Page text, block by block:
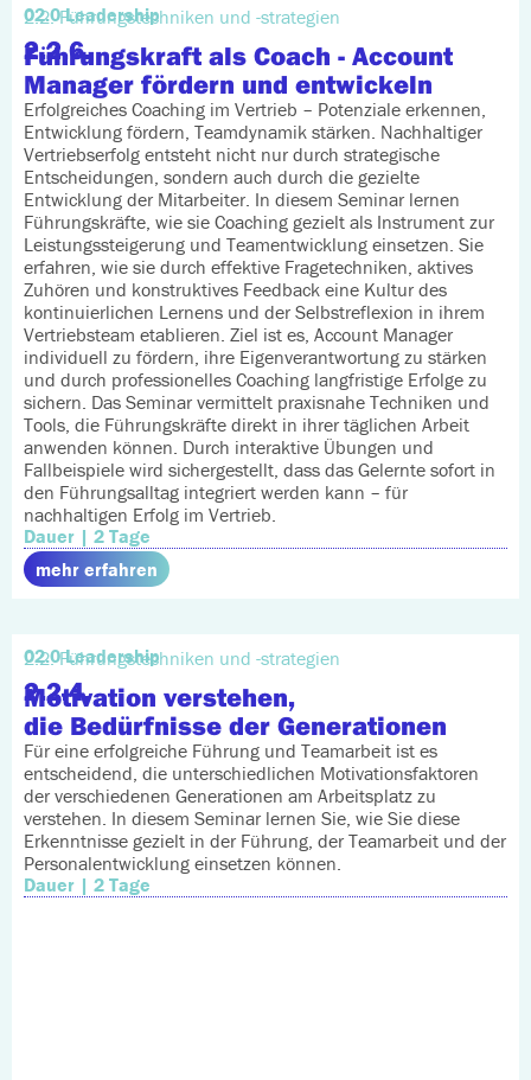
02.0 Leadership
2.2. Führungstechniken und -strategien
2.2.6.
Führungskraft als Coach - Account
Manager fördern und entwickeln
Erfolgreiches Coaching im Vertrieb – Potenziale erkennen,
Entwicklung fördern, Teamdynamik stärken. Nachhaltiger
Vertriebserfolg entsteht nicht nur durch strategische
Entscheidungen, sondern auch durch die gezielte
Entwicklung der Mitarbeiter. In diesem Seminar lernen
Führungskräfte, wie sie Coaching gezielt als Instrument zur
Leistungssteigerung und Teamentwicklung einsetzen. Sie
erfahren, wie sie durch effektive Fragetechniken, aktives
Zuhören und konstruktives Feedback eine Kultur des
kontinuierlichen Lernens und der Selbstreflexion in ihrem
Vertriebsteam etablieren. Ziel ist es, Account Manager
individuell zu fördern, ihre Eigenverantwortung zu stärken
und durch professionelles Coaching langfristige Erfolge zu
sichern. Das Seminar vermittelt praxisnahe Techniken und
Tools, die Führungskräfte direkt in ihrer täglichen Arbeit
anwenden können. Durch interaktive Übungen und
Fallbeispiele wird sichergestellt, dass das Gelernte sofort in
den Führungsalltag integriert werden kann – für
nachhaltigen Erfolg im Vertrieb.
Dauer | 2 Tage
mehr erfahren
02.0 Leadership
2.2. Führungstechniken und -strategien
2.2.4.
Motivation verstehen,
die Bedürfnisse der Generationen
Für eine erfolgreiche Führung und Teamarbeit ist es
entscheidend, die unterschiedlichen Motivationsfaktoren
der verschiedenen Generationen am Arbeitsplatz zu
verstehen. In diesem Seminar lernen Sie, wie Sie diese
Erkenntnisse gezielt in der Führung, der Teamarbeit und der
Personalentwicklung einsetzen können.
Dauer | 2 Tage